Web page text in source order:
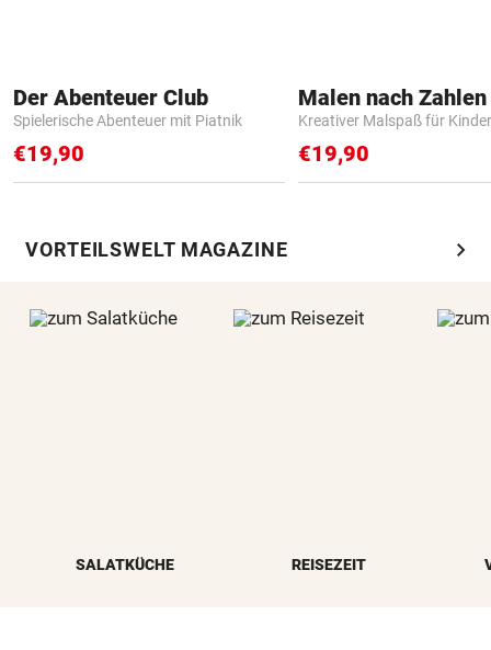
Der Abenteuer Club
Spielerische Abenteuer mit Piatnik
€19,90
Kreativer Malspaß für Kinder
€19,90
VORTEILSWELT MAGAZINE chevron_right
SALATKÜCHE REISEZEIT